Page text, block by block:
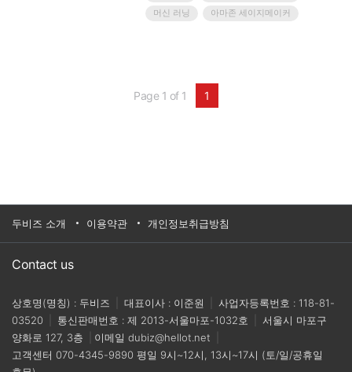
는 컨퍼런스다. 이번 행사는 지난 11월 7일에 코엑
스 컨벤션 센터에서 진행됐다.스냅파이는 ‘사용자
머신 러닝
아마존 세이지메이커
Page 1 of 1 1
두비즈 소개 이용약관 개인정보취급방침
Contact us
상호명(명칭) : 두비즈 대표이사 : 이준원
사업자등록번호 : 118-81-
03520
통신판매번호 : 제 2013-서울마포-1032호
서울시 마포구
양화로 127, 3층
이메일 dubiz@hellot.net
고객센터 070-4345-9890 평일 9시~12시, 13시~17시 (토/일/공휴일